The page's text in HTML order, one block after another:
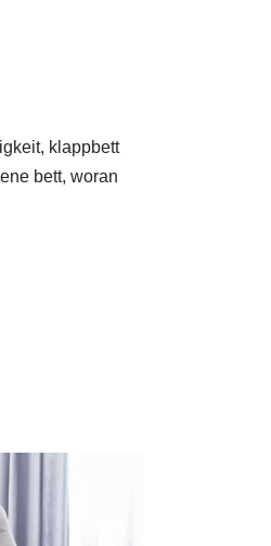
klappbett
bett, woran